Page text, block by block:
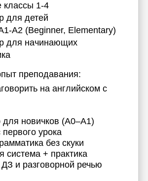
1-4
для детей
А2 (Beginner, Elementary)
для начинающих
преподавания:
на английском с
для новичков (A0–A1)
урока
без скуки
система + практика
и разговорной речью